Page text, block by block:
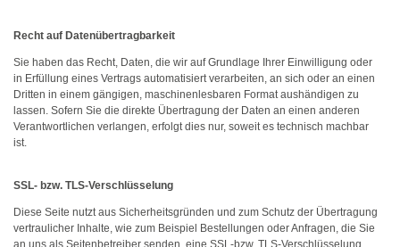
Recht auf Datenübertragbarkeit
Sie haben das Recht, Daten, die wir auf Grundlage Ihrer Einwilligung oder
in Erfüllung eines Vertrags automatisiert verarbeiten, an sich oder an einen
Dritten in einem gängigen, maschinenlesbaren Format aushändigen zu
lassen. Sofern Sie die direkte Übertragung der Daten an einen anderen
Verantwortlichen verlangen, erfolgt dies nur, soweit es technisch machbar
ist.
SSL- bzw. TLS-Verschlüsselung
Diese Seite nutzt aus Sicherheitsgründen und zum Schutz der Übertragung
vertraulicher Inhalte, wie zum Beispiel Bestellungen oder Anfragen, die Sie
an uns als Seitenbetreiber senden, eine SSL-bzw. TLS-Verschlüsselung.